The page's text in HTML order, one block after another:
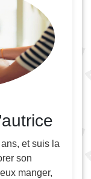
ans, et suis la
son
manger,